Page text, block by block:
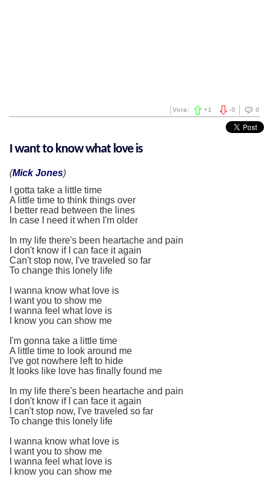
0
-0
Vota: +1
I want to know what love is
(Mick Jones)
I gotta take a little time
A little time to think things over
I better read between the lines
In case I need it when I'm older
In my life there's been heartache and pain
I don't know if I can face it again
Can't stop now, I've traveled so far
To change this lonely life
I wanna know what love is
I want you to show me
I wanna feel what love is
I know you can show me
I'm gonna take a little time
A little time to look around me
I've got nowhere left to hide
It looks like love has finally found me
In my life there's been heartache and pain
I don't know if I can face it again
I can't stop now, I've traveled so far
To change this lonely life
I wanna know what love is
I want you to show me
I wanna feel what love is
I know you can show me